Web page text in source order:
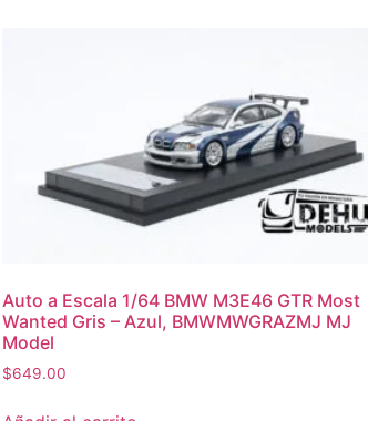
Auto a Escala 1/64 BMW M3E46 GTR Most
Wanted Gris – Azul, BMWMWGRAZMJ MJ
Model
$649.00